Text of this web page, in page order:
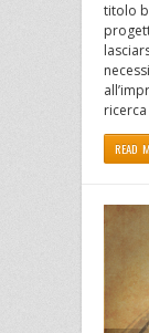
titolo
READ